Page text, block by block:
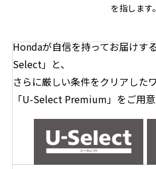
を指します。
Hondaが自信を持ってお届けす
Select」と、
さらに厳しい条件をクリアした
「U-Select Premium」をご用意